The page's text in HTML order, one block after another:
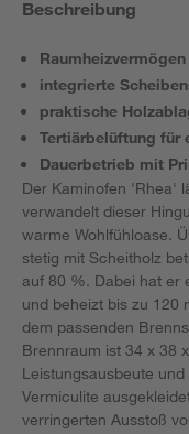
Beschreibung
integrierte
praktische
Tertiärbelüftung für
Dauerbetrieb mit
Der Kaminofen 'Rhea'
verwandelt dieser
warme Wohlfühloase.
stetig mit Scheitholz
auf 80 %. Dabei hat er
und beheizt bis zu 120
dem passenden
Brennraum ist 34 x 38
Leistungsausbeute
Vermiculite
verringerten Ausstoß